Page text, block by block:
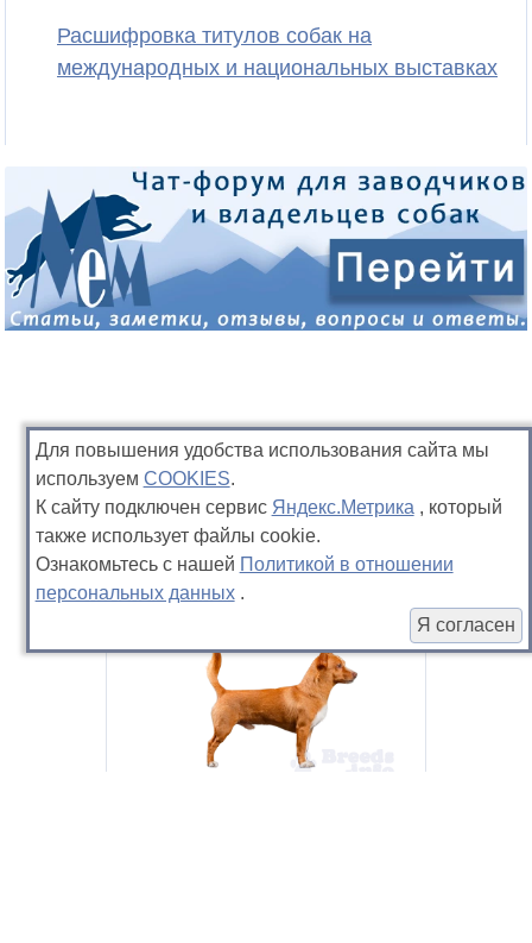
Расшифровка титулов собак на
международных и национальных выставках
Для повышения удобства использования сайта мы
используемCOOKIES.
К сайту подключен сервис Яндекс.Метрика , который
также использует файлы cookie.
Ознакомьтесь с нашей Политикой в отношении
персональных данных .
Я согласен